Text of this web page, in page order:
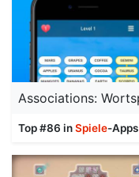
Top #86 inSpiele-Apps